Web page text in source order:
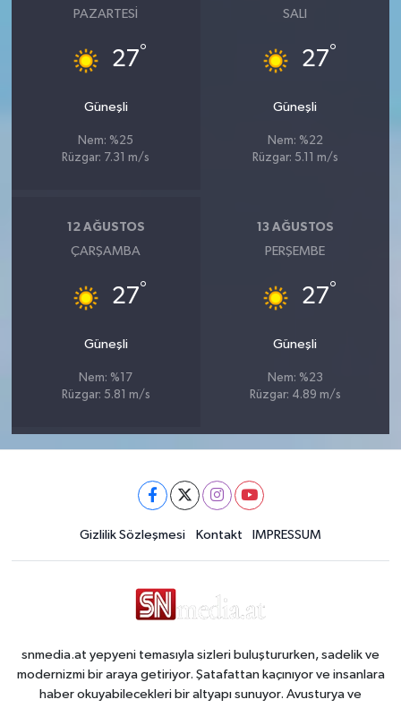
PAZARTESI
27°
Güneşli
Nem: %25
Rüzgar: 7.31 m/s
SALI
27°
Güneşli
Nem: %22
Rüzgar: 5.11 m/s
12 AĞUSTOS
ÇARŞAMBA
27°
Güneşli
Nem: %17
Rüzgar: 5.81 m/s
13 AĞUSTOS
PERŞEMBE
27°
Güneşli
Nem: %23
Rüzgar: 4.89 m/s
Gizlilik Sözleşmesi Kontakt IMPRESSUM
snmedia.at yepyeni temasıyla sizleri buluştururken, sadelik ve
modernizmi bir araya getiriyor. Şatafattan kaçınıyor ve insanlara
haber okuyabilecekleri bir altyapı sunuyor. Avusturya ve